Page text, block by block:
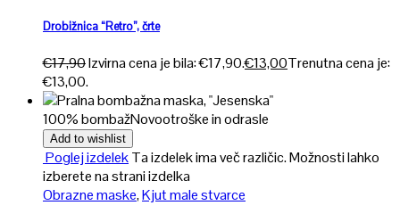
Drobižnica “Retro”, črte
€17,90Izvirna cena je bila: €17,90.€13,00Trenutna cena je:
€13,00.
100% bombažNovootroške in odrasle
Add to wishlist
Poglej izdelekTa izdelek ima več različic. Možnosti lahko
izberete na strani izdelka
Obrazne maske,Kjut male stvarce